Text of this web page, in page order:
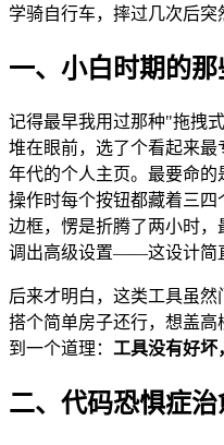
学骑自行车，摔过几次后突
一、小白时期的那
记得最早我用过那种"拖拽
堆在眼前，选了个看起来
年代的个人主页。最要命
操作时每个按钮都藏着三
边框，愣是折腾了两小时
调出高级设置——这设计简
后来才明白，这类工具虽然
搭个简单房子还行，想盖
到一个道理： 工具没有好坏
二、代码恐惧症治